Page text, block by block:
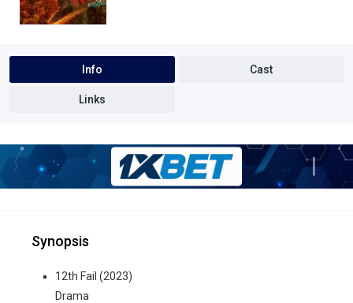
Info Cast
Links
Synopsis
12th Fail (2023)
Drama